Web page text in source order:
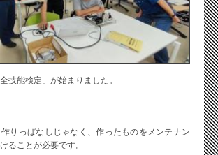
技能検定」が始まりました。
りっぱなしじゃなく、作ったものをメンテナン
ることが必要です。